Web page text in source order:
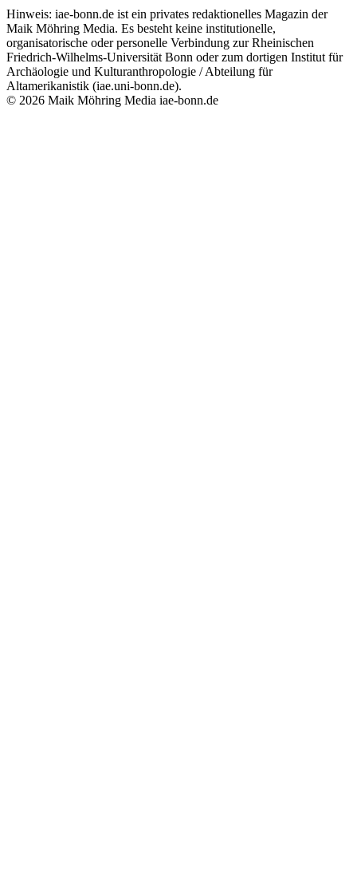
Hinweis: iae-bonn.de ist ein privates redaktionelles Magazin der
Maik Möhring Media. Es besteht keine institutionelle,
organisatorische oder personelle Verbindung zur Rheinischen
Friedrich-Wilhelms-Universität Bonn oder zum dortigen Institut für
Archäologie und Kulturanthropologie / Abteilung für
Altamerikanistik (iae.uni-bonn.de).
© 2026 Maik Möhring Media iae-bonn.de